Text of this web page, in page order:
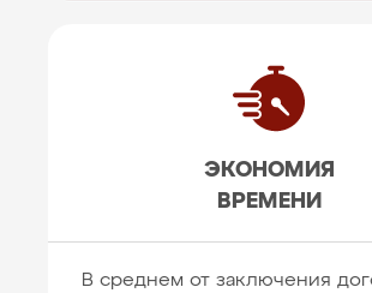
ЭКОНОМИЯ
ВРЕМЕНИ
В среднем от заключения